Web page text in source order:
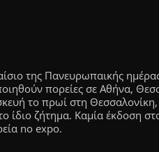
της Πανευρωπαικής
πορείες σε Αθήνα,
το πρωί στη
ίδιο ζήτημα. Καμία έκδοση
no expo.